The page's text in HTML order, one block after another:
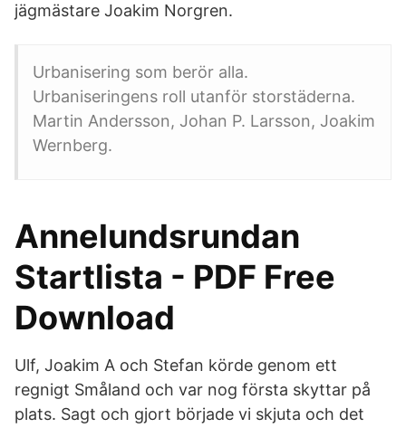
jägmästare Joakim Norgren.
Urbanisering som berör alla.
Urbaniseringens roll utanför storstäderna.
Martin Andersson, Johan P. Larsson, Joakim
Wernberg.
Annelundsrundan
Startlista - PDF Free
Download
Ulf, Joakim A och Stefan körde genom ett
regnigt Småland och var nog första skyttar på
plats. Sagt och gjort började vi skjuta och det